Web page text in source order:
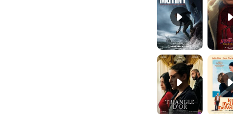
Le Triangle d'or Bande-annonce VF